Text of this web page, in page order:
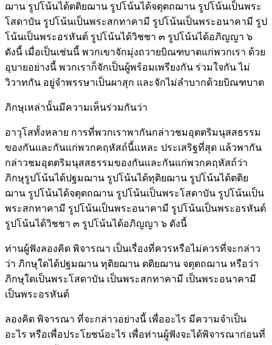
ฌาน รูปโน้นได้ตติยฌาน รูปโน้นได้จตุตถฌาน รูปโน้นเป็นพระ
โสดาบัน รูปโน้นเป็นพระสกทาคามี รูปโน้นเป็นพระอนาคามี รูป
โน้นเป็นพระอรหันต์ รูปโน้นได้วิชชา ๓ รูปโน้นได้อภิญญา ๖
ดังนี้ เมื่อเป็นเช่นนี้ พวกเขาจักมุ่งถวายบิณฑบาตแก่พวกเรา ด้วย
อุบายอย่างนี้ พวกเราก็จักเป็นผู้พร้อมเพรียงกัน ร่วมใจกัน ไม่
วิวาทกัน อยู่จำพรรษาเป็นผาสุก และจักไม่ลำบากด้วยบิณฑบาต
ภิกษุเหล่านั้นมีความเห็นร่วมกันว่า
อาวุโสทั้งหลาย การที่พวกเราพากันกล่าวชมอุตตริมนุสสธรรม
ของกันและกันแก่พวกคฤหัสถ์นี้แหละ ประเสริฐที่สุด แล้วพากัน
กล่าวชมอุตตริมนุสสธรรมของกันและกันแก่พวกคฤหัสถ์ว่า
ภิกษุรูปโน้นได้ปฐมฌาน รูปโน้นได้ทุติยฌาน รูปโน้นได้ตติย
ฌาน รูปโน้นได้จตุตถฌาน รูปโน้นเป็นพระโสดาบัน รูปโน้นเป็น
พระสกทาคามี รูปโน้นเป็นพระอนาคามี รูปโน้นเป็นพระอรหันต์
รูปโน้นได้วิชชา ๓ รูปโน้นได้อภิญญา ๖ ดังนี้
ท่านผู้ฟังลองคิด พิจารณา เป็นเรื่องที่ควรหรือไม่ควรที่จะกล่าว
ว่า ภิกษุใดได้ปฐมฌาน ทุติยฌาน ตติยฌาน จตุตถฌาน หรือว่า
ภิกษุใดเป็นพระโสดาบัน เป็นพระสกทาคามี เป็นพระอนาคามี
เป็นพระอรหันต์
ลองคิด พิจารณา ที่จะกล่าวอย่างนี้ เพื่ออะไร มีความจำเป็น
อะไร หรือเพื่อประโยชน์อะไร เพื่อท่านผู้ฟังจะได้พิจารณาก่อนที่